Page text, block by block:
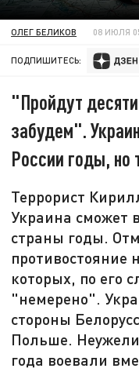
ОЛЕГ БЕЛИКОВ 08 ИЮЛЯ
ПОДПИШИТЕСЬ:
"Пройдут
забудем".
России годы, но
Террорист
Украина сможет
страны годы.
противостояние
которых, по его
"немерено".
стороны
Польше.
года воевали